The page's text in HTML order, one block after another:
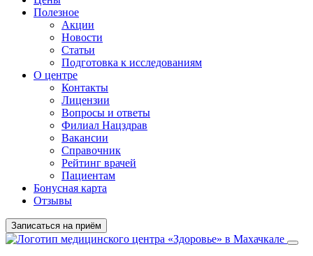
Полезное
Акции
Новости
Статьи
Подготовка к исследованиям
О центре
Контакты
Лицензии
Вопросы и ответы
Филиал Нацздрав
Вакансии
Справочник
Рейтинг врачей
Пациентам
Бонусная карта
Отзывы
Записаться на приём